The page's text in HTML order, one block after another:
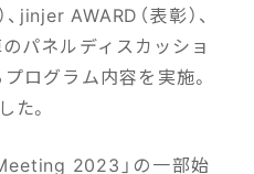
2025/08/27
入社エントリ｜カスタマ
サクセスをもっと極めた
い！世界で最もお客様を大
切にする会社でリアルに感
jinjer AWARD（表彰）、
パネルディスカッショ
ログラム内容を実施。
た。
2023」の一部始